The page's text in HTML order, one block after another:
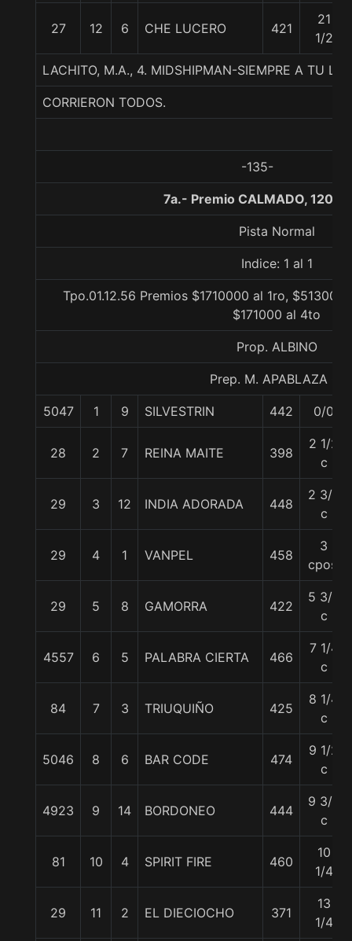
27 12 6 CHE LUCERO 421
21
1/2
LACHITO, M.A., 4. MIDSHIPMAN-SIEMPRE A TU
CORRIERON TODOS.
-135-
7a.- Premio CALMADO, 1200
Pista Normal
Indice: 1 al 1
Tpo.01.12.56 Premios $1710000 al 1ro,
$171000 al 4to
Prop. ALBINO
Prep. M. APABLAZA G.
5047 1 9 SILVESTRIN 442 0/0
28 2 7 REINA MAITE 398
2 1/2
c
29 3 12 INDIA ADORADA 448
2 3/4
c
29 4 1 VANPEL 458
3
cpos.
29 5 8 GAMORRA 422
5 3/4
c
4557 6 5 PALABRA CIERTA 466
7 1/4
c
84 7 3 TRIUQUIÑO 425
8 1/4
c
5046 8 6 BAR CODE 474
9 1/2
c
4923 9 14 BORDONEO 444
9 3/4
c
81 10 4 SPIRIT FIRE 460
10
1/4
29 11 2 EL DIECIOCHO 371
13
1/4